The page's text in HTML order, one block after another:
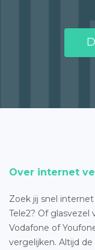
Over internet
Zoek jij snel
Tele2? Of glasvezel
Vodafone of
vergelijken. Altijd